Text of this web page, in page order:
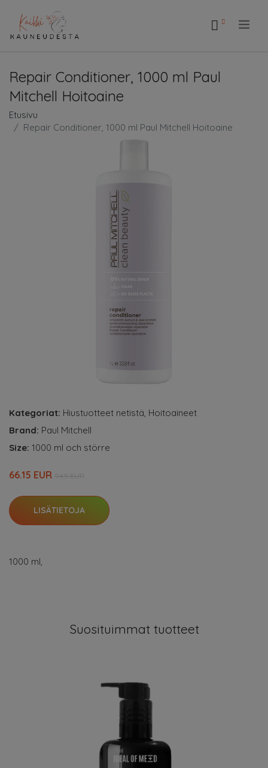
Repair Conditioner, 1000 ml Paul
Mitchell Hoitoaine
Etusivu
Repair Conditioner, 1000 ml Paul Mitchell Hoitoaine
Kategoriat: Hiustuotteet netistä, Hoitoaineet
Brand: Paul Mitchell
Size: 1000 ml och större
66.15 EUR
LISÄTIETOJA
1000 ml,
Suosituimmat tuotteet